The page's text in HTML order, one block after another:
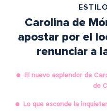
Carolina de
apostar por el
renunciar a
El nuevo esplendor de
de
Lo que esconde la